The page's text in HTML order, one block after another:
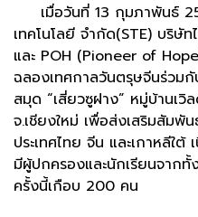
เมื่อวันที่ 13 กุมภาพันธ์
เทคโนโลยี จำกัด(STE) บริษั
และ POH (Pioneer of
ฉลองเทศกาลวันตรุษจีนร่วม
สมุด “เสี่ยวซูฝาง” หมู่บ้านเ
จ.เชียงใหม่ เพื่อส่งเสริมสัมพั
ประเทศไทย จีน และเกาหลีใ
มีผู้ปกครองและนักเรียนจากทั้
ครั้งนี้เกือบ 200 คน